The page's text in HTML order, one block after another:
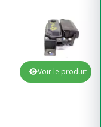
Voir le produit